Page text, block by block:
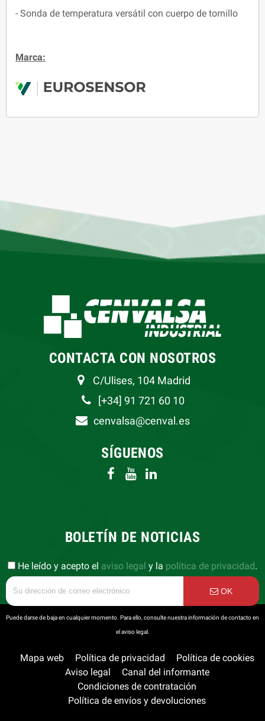
- Sonda de temperatura versátil con cuerpo de tornillo
Marca:
CONTACTA CON NOSOTROS
C/Ulises, 104 Madrid
[+34] 91 721 60 10
cenvalsa@cenval.es
SÍGUENOS
BOLETÍN DE NOTICIAS
He leído y acepto el aviso legal y la política de privacidad.
OK
Puede darse de baja en cualquier momento. Para ello, consulte nuestra información de contacto en
el aviso legal.
Mapa web Política de privacidad
Política de cookies
Aviso legal
Canal del informante
Condiciones de contratación
Política de envíos y devoluciones